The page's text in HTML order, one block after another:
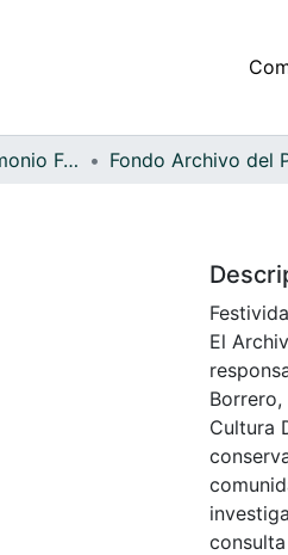
Archivo del Patrimonio Fotográfico y Fílmico del Valle del Cauca
El
Cultura